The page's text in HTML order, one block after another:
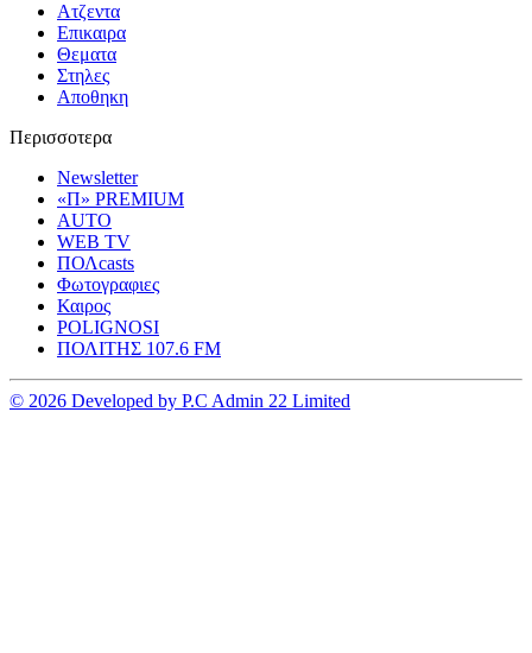
Ατζεντα
Επικαιρα
Θεματα
Στηλες
Αποθηκη
Περισσοτερα
Newsletter
«Π» PREMIUM
AUTO
WEB TV
ΠΟΛcasts
Φωτογραφιες
Καιρος
POLIGNOSI
ΠΟΛΙΤΗΣ 107.6 FM
© 2026 Developed by P.C Admin 22 Limited